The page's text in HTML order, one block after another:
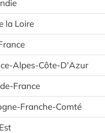
la Loire
Alpes-Côte-D'Azur
France
Franche-Comté